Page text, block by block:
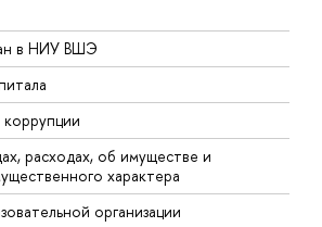
в НИУ ВШЭ
расходах, об имуществе и
характера
организации